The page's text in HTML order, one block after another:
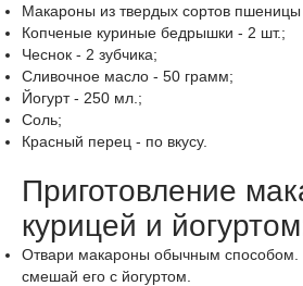
Макароны из твердых сортов пшеницы
Копченые куриные бедрышки - 2 шт.;
Чеснок - 2 зубчика;
Сливочное масло - 50 грамм;
Йогурт- 250 мл. ;
Соль;
Красный перец - по вкусу.
Приготовление
курицей и
Отвари макароны обычным способом.
смешай его с йогуртом.